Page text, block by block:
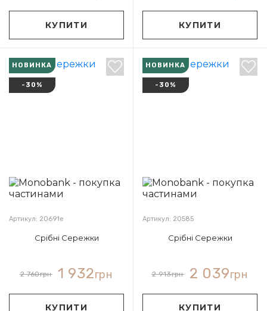
КУПИТИ КУПИТИ
НОВИНКА
-30%
Артикул: 20691е
Срібні Сережки
2 760грн 1 932грн
КУПИТИ
НОВИНКА
-30%
Артикул: 20585
Срібні Сережки
2 913грн 2 039грн
КУПИТИ